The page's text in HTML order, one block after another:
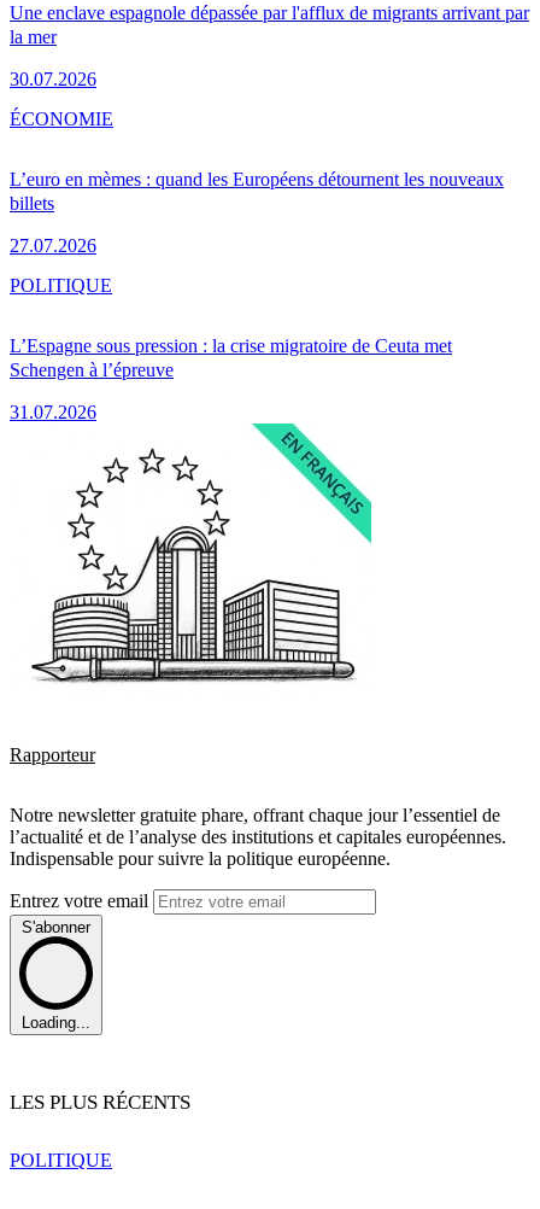
Une enclave espagnole dépassée par l'afflux de migrants arrivant par
la mer
30.07.2026
L’euro en mèmes : quand les Européens détournent les nouveaux
billets
27.07.2026
ÉCONOMIE
L’Espagne sous pression : la crise migratoire de Ceuta met
Schengen à l’épreuve
31.07.2026
POLITIQUE
Rapporteur
Notre newsletter gratuite phare, offrant chaque jour l’essentiel de
l’actualité et de l’analyse des institutions et capitales européennes.
Indispensable pour suivre la politique européenne.
Entrez votre email
S'abonner
Loading...
LES PLUS RÉCENTS
POLITIQUE